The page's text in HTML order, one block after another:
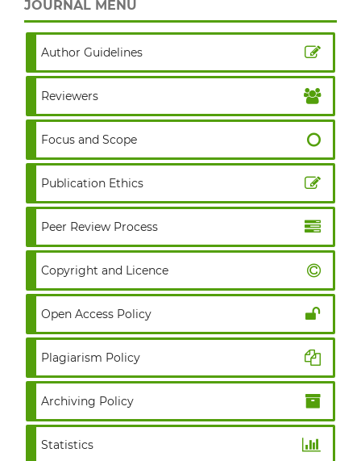
JOURNAL MENU
Author Guidelines
Reviewers
Focus and Scope
Publication Ethics
Peer Review Process
Copyright and Licence
Open Access Policy
Plagiarism Policy
Archiving Policy
Statistics